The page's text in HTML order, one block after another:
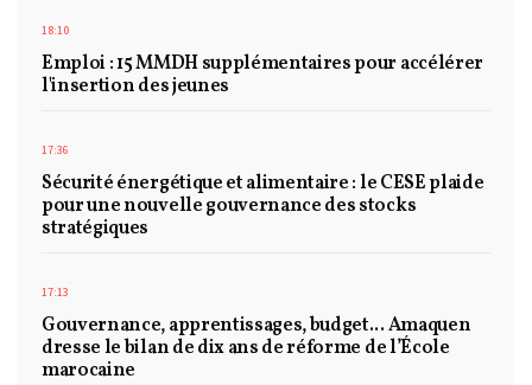
18:10
Emploi : 15 MMDH supplémentaires pour accélérer
l'insertion des jeunes
17:36
Sécurité énergétique et alimentaire : le CESE plaide
pour une nouvelle gouvernance des stocks
stratégiques
17:13
Gouvernance, apprentissages, budget... Amaquen
dresse le bilan de dix ans de réforme de l’École
marocaine